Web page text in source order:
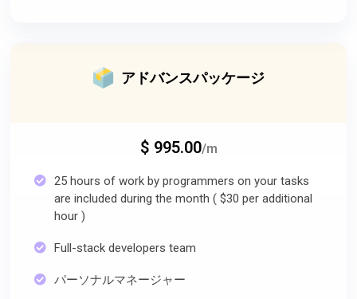
アドバンスパッケージ
$ 995.00/m
25 hours of work by programmers on your tasks
are included during the month ( $30 per additional
hour )
Full-stack developers team
パーソナルマネージャー